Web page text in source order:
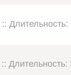
::
::